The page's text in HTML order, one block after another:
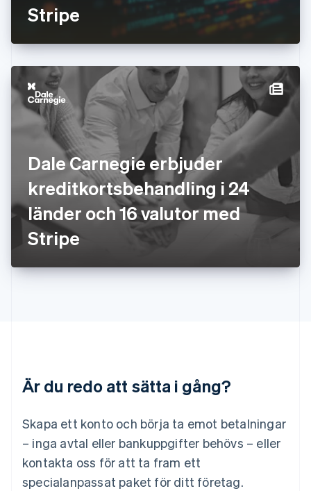
Stripe
Dale Carnegie erbjuder
kreditkortsbehandling i 24
länder och 16 valutor med
Stripe
Är du redo att sätta i gång?
Skapa ett konto och börja ta emot betalningar
– inga avtal eller bankuppgifter behövs – eller
kontakta oss för att ta fram ett
specialanpassat paket för ditt företag.
English 简体中文
Indien
Irland
English
Italien
Italiano English
Japan
日本語English
Kanada
EnglishFrançais
Kroatien
Italiano
Lettland
Liechtenstein
DeutschEnglish
Litauen
Luxemburg
Nederländerna
Norge
English
Nya Zeeland
English
English